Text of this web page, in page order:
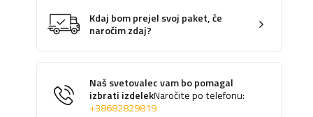
Kdaj bom prejel svoj paket, če
naročim zdaj?
Naš svetovalec vam bo pomagal
izbrati izdelekNaročite po telefonu:
+38682829819